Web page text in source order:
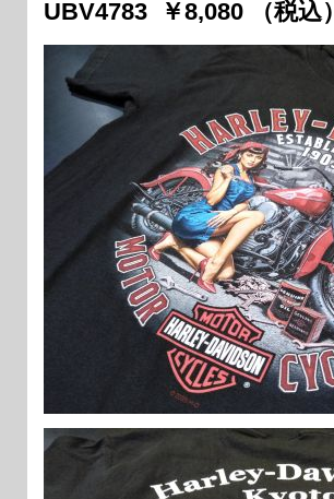
UBV4783 ￥8,080 （税込）